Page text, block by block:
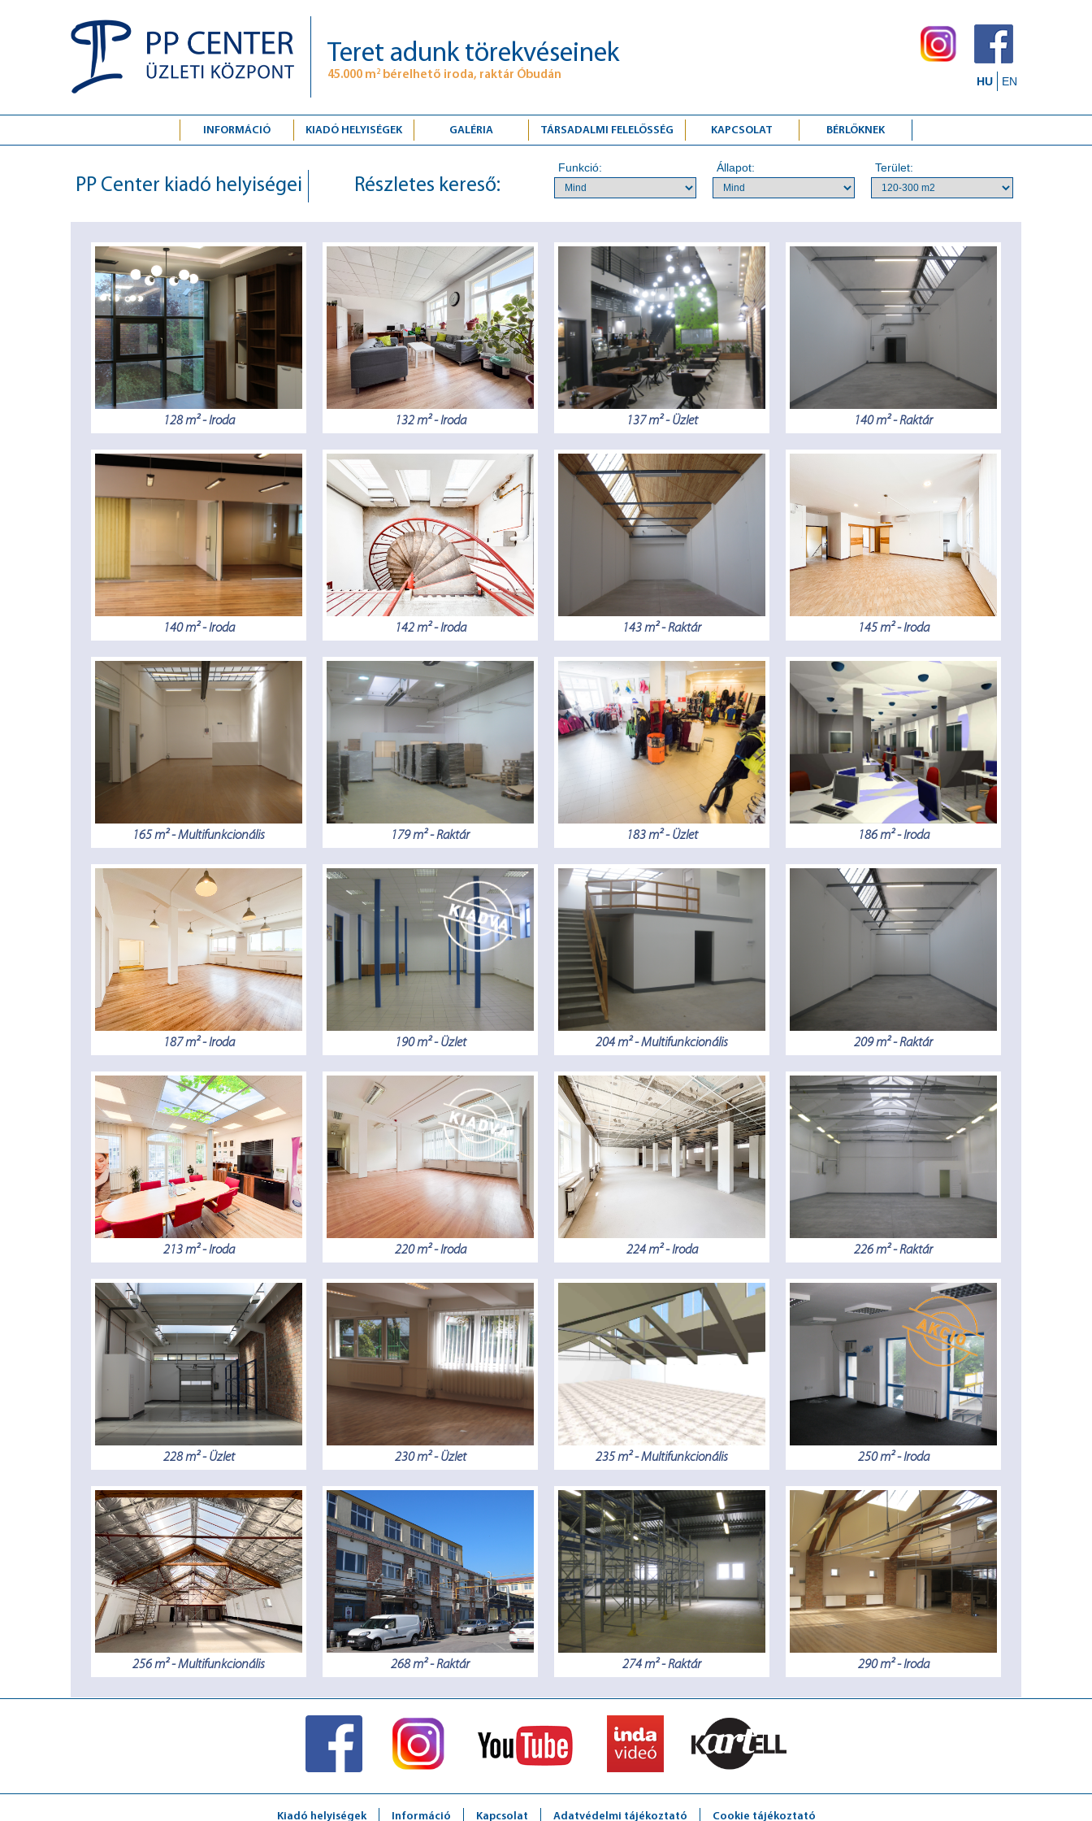
Teret adunk törekvéseinek
45.000 m 2bérelhető iroda, raktár Óbudán HU EN
INFORMÁCIÓ KIADÓ HELYISÉGEK GALÉRIA TÁRSADALMI FELELŐSSÉG KAPCSOLAT BÉRLŐKNEK
PP Center kiadó helyiségei Részletes kereső:
Funkció: Állapot: Terület:
128 m² - Iroda 132 m² - Iroda 137 m² - Üzlet 140 m² - Raktár
140 m² - Iroda 142 m² - Iroda 143 m² - Raktár 145 m² - Iroda
165 m² - Multifunkcionális 179 m² - Raktár 183 m² - Üzlet 186 m² - Iroda
187 m² - Iroda 190 m² - Üzlet 204 m² - Multifunkcionális 209 m² - Raktár
213 m² - Iroda 220 m² - Iroda 224 m² - Iroda 226 m² - Raktár
228 m² - Üzlet 230 m² - Üzlet 235 m² - Multifunkcionális 250 m² - Iroda
256 m² - Multifunkcionális 268 m² - Raktár 274 m² - Raktár 290 m² - Iroda
Kiadó helyiségek Információ Kapcsolat Adatvédelmi tájékoztató Cookie tájékoztató